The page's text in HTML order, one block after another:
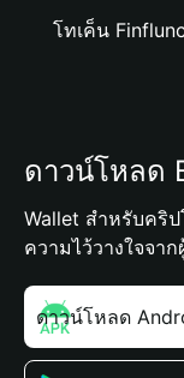
โทเค็น
ดาวน์โหลด
Wallet สำหรับคริ
ความไว้วางใจจา
ดาวน์โหลด